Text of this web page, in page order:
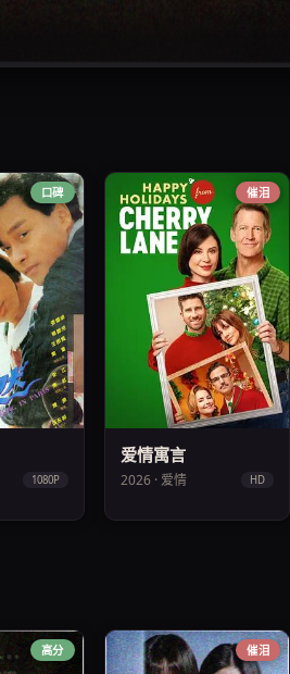
口碑
1080P
催泪
爱情寓言
2026 · 爱情 HD
高分 催泪